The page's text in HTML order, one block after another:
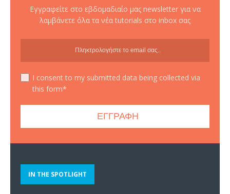
Εγγραφείτε στο εβδομαδιαίο μας newsletter για να
λαμβάνετε όλα τα νέα tutorials στο inbox σας
I consent to my submitted data being collected via
this form*
IN THE SPOTLIGHT